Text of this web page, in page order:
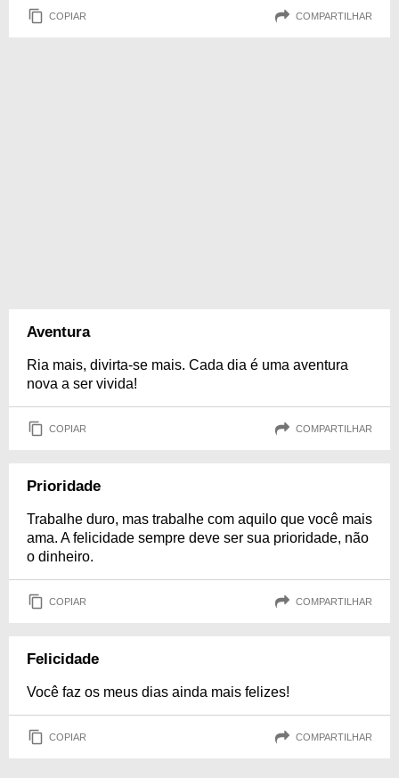
COPIAR COMPARTILHAR
Aventura
Ria mais, divirta-se mais. Cada dia é uma aventura
nova a ser vivida!
COPIAR COMPARTILHAR
Prioridade
Trabalhe duro, mas trabalhe com aquilo que você mais
ama. A felicidade sempre deve ser sua prioridade, não
o dinheiro.
COPIAR COMPARTILHAR
Felicidade
Você faz os meus dias ainda mais felizes!
COPIAR COMPARTILHAR